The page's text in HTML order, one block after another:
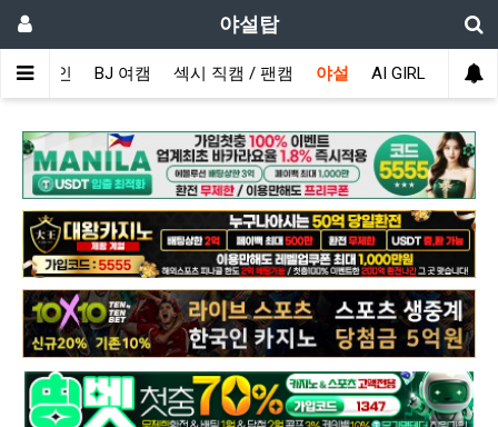
야설탑
메인 BJ 여캠 섹시 직캠 / 팬캠 야설 AI GIRL